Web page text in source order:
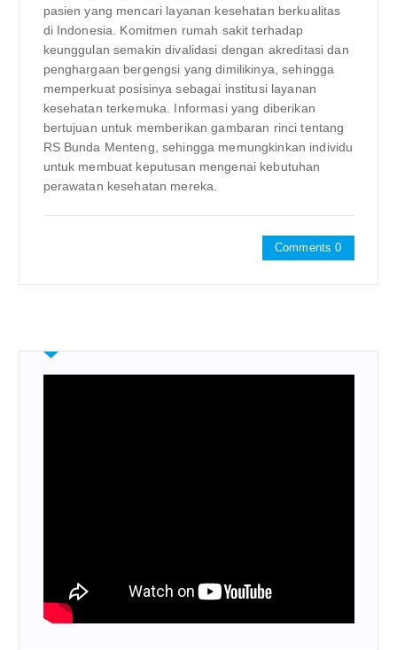
pasien yang mencari layanan kesehatan berkualitas
di Indonesia. Komitmen rumah sakit terhadap
keunggulan semakin divalidasi dengan akreditasi dan
penghargaan bergengsi yang dimilikinya, sehingga
memperkuat posisinya sebagai institusi layanan
kesehatan terkemuka. Informasi yang diberikan
bertujuan untuk memberikan gambaran rinci tentang
RS Bunda Menteng, sehingga memungkinkan individu
untuk membuat keputusan mengenai kebutuhan
perawatan kesehatan mereka.
Comments 0